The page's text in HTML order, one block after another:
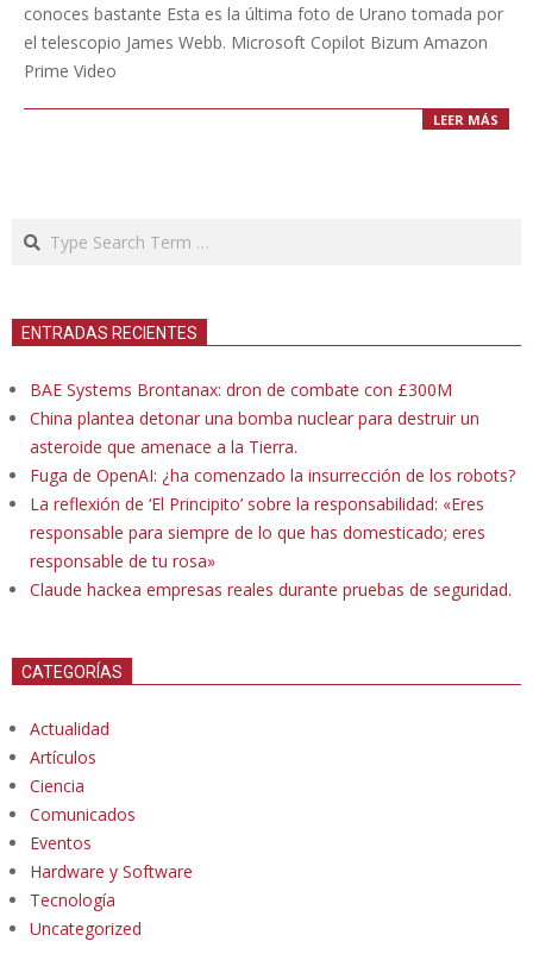
conoces bastante Esta es la última foto de Urano tomada por
el telescopio James Webb. Microsoft Copilot Bizum Amazon
Prime Video
LEER MÁS
Search
ENTRADAS RECIENTES
BAE Systems Brontanax: dron de combate con £300M
China plantea detonar una bomba nuclear para destruir un
asteroide que amenace a la Tierra.
Fuga de OpenAI: ¿ha comenzado la insurrección de los robots?
La reflexión de ‘El Principito’ sobre la responsabilidad: «Eres
responsable para siempre de lo que has domesticado; eres
responsable de tu rosa»
Claude hackea empresas reales durante pruebas de seguridad.
CATEGORÍAS
Actualidad
Artículos
Ciencia
Comunicados
Eventos
Hardware y Software
Tecnología
Uncategorized